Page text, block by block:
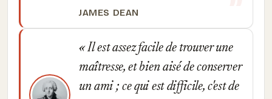
JAMES DEAN
Il est assez facile de trouver une
maîtresse, et bien aisé de conserver
un ami ; ce qui est difficile, c'est de